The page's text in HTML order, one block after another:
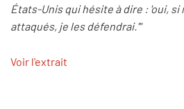
États-Unis qui hésite à dire : 'oui, si
attaqués, je les défendrai.'"
Voir l'extrait